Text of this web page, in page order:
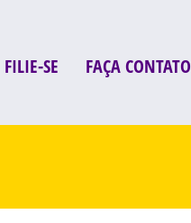
FILIE-SE FAÇA CONTATO